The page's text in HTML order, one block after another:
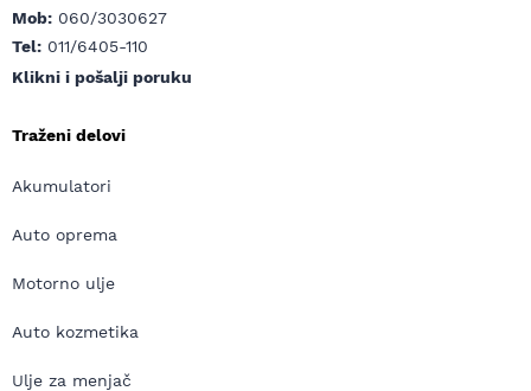
Mob: 060/3030627
Tel: 011/6405-110
Klikni i pošalji poruku
Traženi delovi
Akumulatori
Auto oprema
Motorno ulje
Auto kozmetika
Ulje za menjač